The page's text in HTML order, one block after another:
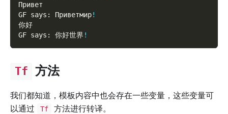
Привет
GF says: Приветмир!
你好
GF says: 你好世界 !
Tf 方法
我们都知道，模板内容中也会存在一些变量，这些变量可
以通过
Tf 方法进行转译。